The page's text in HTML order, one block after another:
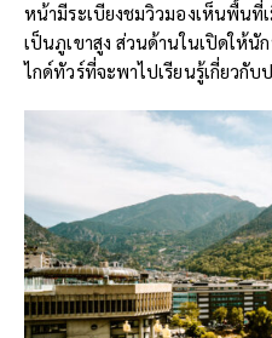
หน้ามีระเบียงชมวิวมองเห็นพื้นที่
เป็นภูเขาสูง ส่วนด้านในเปิดให้นั
ไกด์ทัวร์ที่จะพาไปเรียนรู้เกี่ยวกั